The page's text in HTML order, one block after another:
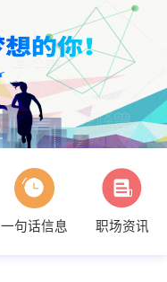
一句话信息 职场资讯